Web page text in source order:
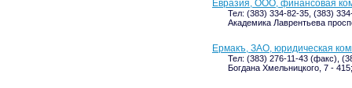
Евразия, ООО, финансовая
Тел: (383) 334-82-35, (383)
Академика Лаврентьева
Ермакъ, ЗАО, юридическая
Тел: (383) 276-11-43 (факс),
Богдана Хмельницкого, 7 -